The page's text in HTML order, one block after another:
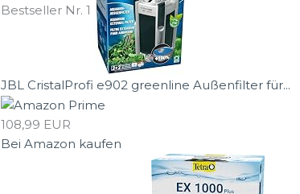
Bestseller Nr. 1
JBL CristalProfi e902 greenline Außenfilter für...
108,99 EUR
Bei Amazon kaufen